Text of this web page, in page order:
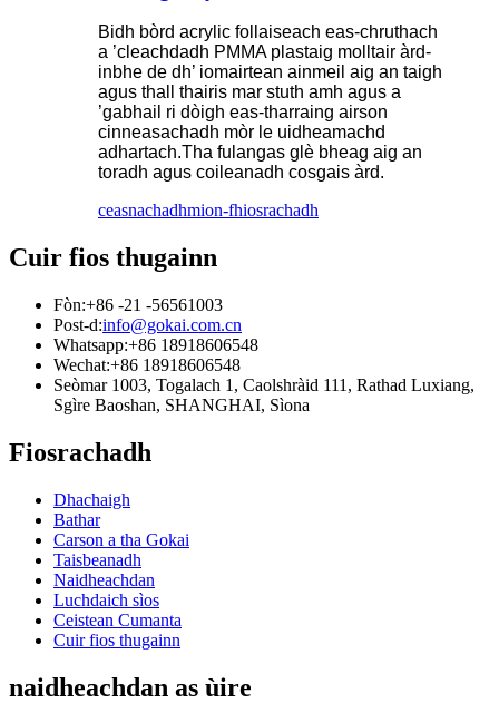
Bidh bòrd acrylic follaiseach eas-chruthach
a ’cleachdadh PMMA plastaig molltair àrd-
inbhe de dh’ iomairtean ainmeil aig an taigh
agus thall thairis mar stuth amh agus a
’gabhail ri dòigh eas-tharraing airson
cinneasachadh mòr le uidheamachd
adhartach.Tha fulangas glè bheag aig an
toradh agus coileanadh cosgais àrd.
ceasnachadhmion-fhiosrachadh
Cuir fios thugainn
Fòn:+86 -21 -56561003
Post-d:info@gokai.com.cn
Whatsapp:+86 18918606548
Wechat:+86 18918606548
Seòmar 1003, Togalach 1, Caolshràid 111, Rathad Luxiang,
Sgìre Baoshan, SHANGHAI, Sìona
Fiosrachadh
Dhachaigh
Bathar
Carson a tha Gokai
Taisbeanadh
Naidheachdan
Luchdaich sìos
Ceistean Cumanta
Cuir fios thugainn
naidheachdan as ùire